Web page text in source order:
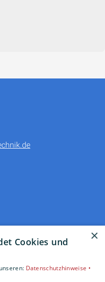
×
Cookies und
Datenschutzhinweise •